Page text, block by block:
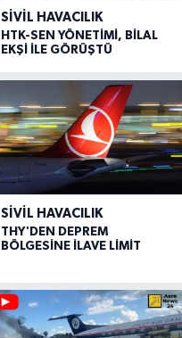
SIVIL HAVACILIK
HTK-SEN YÖNETİMİ, BİLAL
EKŞİ İLE GÖRÜŞTÜ
SIVIL HAVACILIK
THY'DEN DEPREM
BÖLGESİNE İLAVE LİMİT